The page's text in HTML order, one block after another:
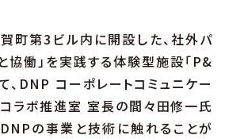
町第3ビル内に開設した、社外パ
協働」を実践する体験型施設「P&
、DNP コーポレートコミュニケー
コラボ推進室 室長の間々田修一氏
の事業と技術に触れることが